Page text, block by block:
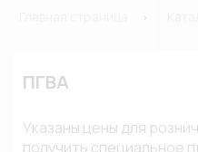
ПГВА
Указаны цены для
получить специальное